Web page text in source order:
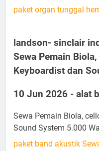
paket organ tunggal
landson- sinclair
Sewa Pemain
Keyboardist dan
10 Jun 2026 - alat
Sewa Pemain Biola,
Sound System 5.000
paket band akustik